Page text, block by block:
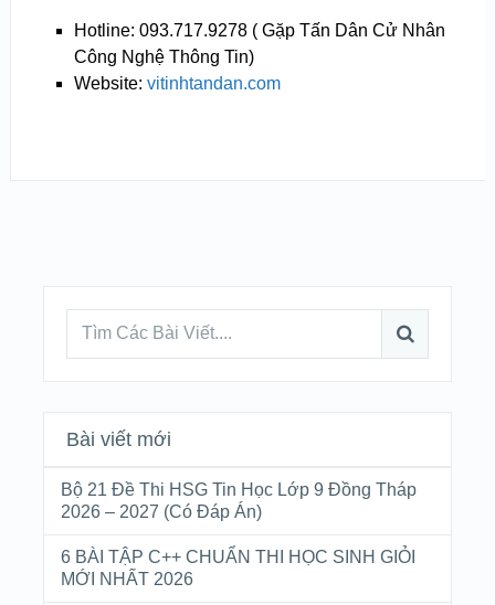
Hotline: 093.717.9278 ( Gặp Tấn Dân Cử Nhân
Công Nghệ Thông Tin)
Website: vitinhtandan.com
Bài viết mới
Bộ 21 Đề Thi HSG Tin Học Lớp 9 Đồng Tháp
2026 – 2027 (Có Đáp Án)
6 BÀI TẬP C++ CHUẨN THI HỌC SINH GIỎI
MỚI NHẤT 2026